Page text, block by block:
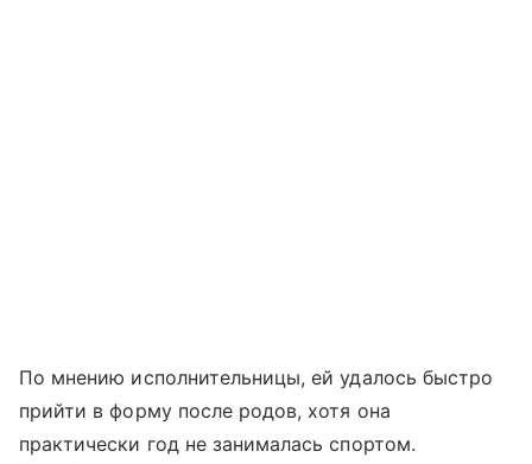
По мнению исполнительницы, ей удалось быстро
прийти в форму после родов, хотя она
практически год не занималась спортом.